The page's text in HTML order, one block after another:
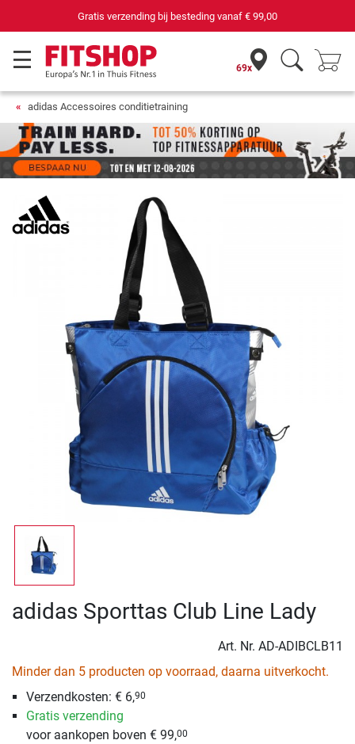
Gratis verzending bij besteding vanaf € 99,00
69x
adidas Accessoires conditietraining
adidas Sporttas Club Line Lady
Art. Nr. AD-ADIBCLB11
Minder dan 5 producten op voorraad, daarna uitverkocht.
Verzendkosten: € 6,90
Gratis verzending
voor aankopen boven € 99,00